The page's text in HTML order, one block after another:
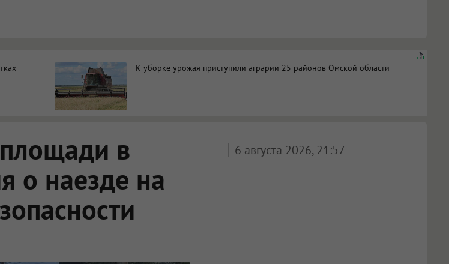
К уборке урожая приступили аграрии 25 районов Омской области
в
о наезде на
6 августа 2026, 21:57